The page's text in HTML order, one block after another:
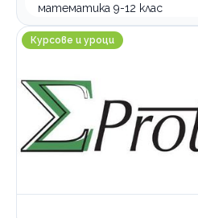
математика 9-12 клас
Учебен център Протагор
Курсове и уроци